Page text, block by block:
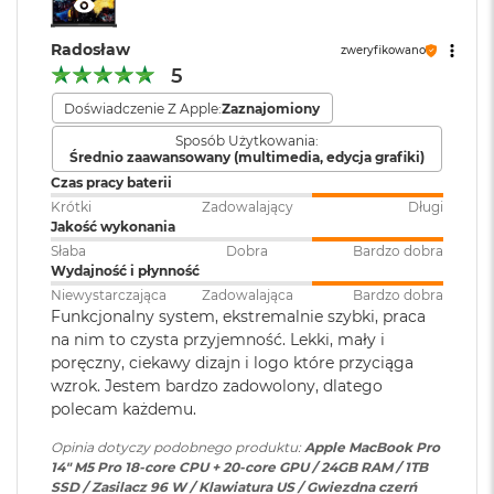
M
c
B
o
o
A
i
r
5
1
G
B
M
a
c
B
o
k
A
XDR (Extreme Dynamic Range)
Kontrast 1 000 000:1
Jasność XDR: 1000 nitów utrzymywana na całym ekranie, 1600
nitów szczytowo1(tylko treści HDR)
Jasność w trybie SDR: nawet 1000 nitów (w plenerze)
Kolory
1 miliard kolorów
Szeroka gama kolorów (P3)
Technologia True Tone
Technologia ProMotion zapewniająca adaptacyjną częstotliwość
rozbudowa
Thunderbolt 5 (do 120 Gb/s),
Klawiatura
numeryczna:
NIE
Podświetlana
klawiatura
TAK
Touch ID : TAK
Obsługa
6K przy 60 Hz lub jednego
wyświetlacza do 8K przy 60 Hz.
Radosław zweryfikowano
5
Doświadczenie Z Apple:Zaznajomiony
Sposób Użytkowania:
Średnio zaawansowany (multimedia, edycja grafiki)
Czas pracy baterii
Krótki
Zadowalający
Długi
Jakość wykonania
Słaba
Dobra
Bardzo dobra
Wydajność i płynność
Niewystarczająca
Zadowalająca Bardzo dobra
Funkcjonalny system, ekstremalnie szybki, praca
na nim to czysta przyjemność. Lekki, mały i
poręczny, ciekawy dizajn i logo które przyciąga
wzrok. Jestem bardzo zadowolony, dlatego
polecam każdemu.
Opinia dotyczy podobnego produktu: Apple MacBook Pro
14" M5 Pro 18-core CPU + 20-core GPU / 24GB RAM / 1TB
SSD / Zasilacz 96 W / Klawiatura US / Gwiezdna czerń